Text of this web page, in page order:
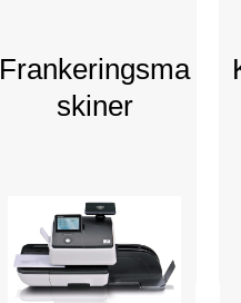
Frankeringsma
skiner